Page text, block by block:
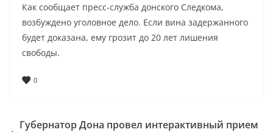
Как сообщает пресс-служба донского Следкома,
возбуждено уголовное дело. Если вина задержанного
будет доказана, ему грозит до 20 лет лишения
свободы.
0
Губернатор Дона провел интерактивный прием